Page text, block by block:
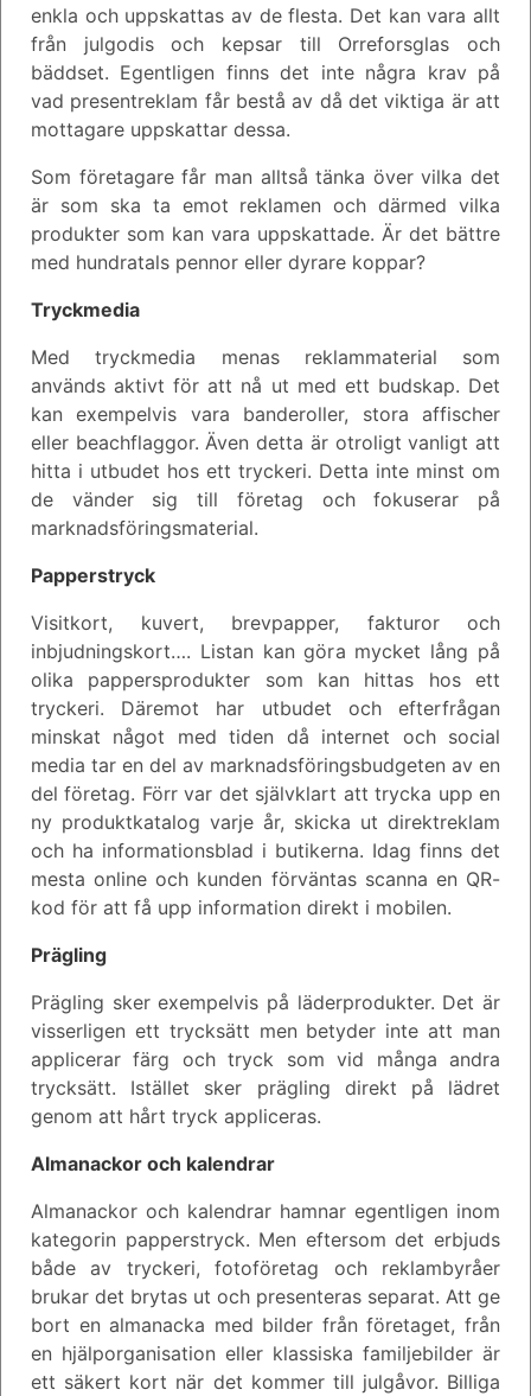
enkla och uppskattas av de flesta. Det kan vara allt
från julgodis och kepsar till Orreforsglas och
bäddset. Egentligen finns det inte några krav på
vad presentreklam får bestå av då det viktiga är att
mottagare uppskattar dessa.
Som företagare får man alltså tänka över vilka det
är som ska ta emot reklamen och därmed vilka
produkter som kan vara uppskattade. Är det bättre
med hundratals pennor eller dyrare koppar?
Tryckmedia
Med tryckmedia menas reklammaterial som
används aktivt för att nå ut med ett budskap. Det
kan exempelvis vara banderoller, stora affischer
eller beachflaggor. Även detta är otroligt vanligt att
hitta i utbudet hos ett tryckeri. Detta inte minst om
de vänder sig till företag och fokuserar på
marknadsföringsmaterial.
Papperstryck
Visitkort, kuvert, brevpapper, fakturor och
inbjudningskort…. Listan kan göra mycket lång på
olika pappersprodukter som kan hittas hos ett
tryckeri. Däremot har utbudet och efterfrågan
minskat något med tiden då internet och social
media tar en del av marknadsföringsbudgeten av en
del företag. Förr var det självklart att trycka upp en
ny produktkatalog varje år, skicka ut direktreklam
och ha informationsblad i butikerna. Idag finns det
mesta online och kunden förväntas scanna en QR-
kod för att få upp information direkt i mobilen.
Prägling
Prägling sker exempelvis på läderprodukter. Det är
visserligen ett trycksätt men betyder inte att man
applicerar färg och tryck som vid många andra
trycksätt. Istället sker prägling direkt på lädret
genom att hårt tryck appliceras.
Almanackor och kalendrar
Almanackor och kalendrar hamnar egentligen inom
kategorin papperstryck. Men eftersom det erbjuds
både av tryckeri, fotoföretag och reklambyråer
brukar det brytas ut och presenteras separat. Att ge
bort en almanacka med bilder från företaget, från
en hjälporganisation eller klassiska familjebilder är
ett säkert kort när det kommer till julgåvor. Billiga